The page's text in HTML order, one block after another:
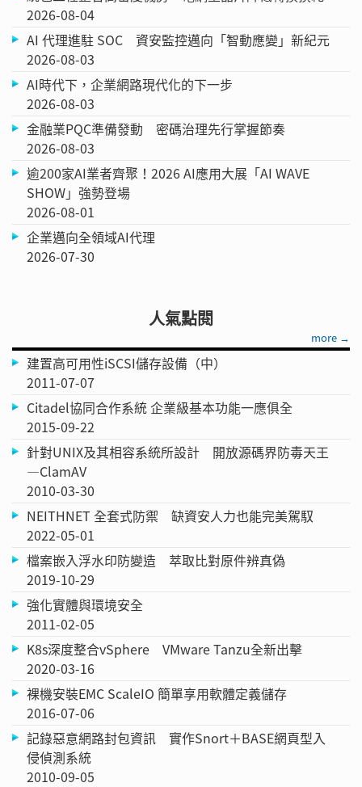
2026-08-04
AI 代理進駐 SOC 資安監控邁向「智動應變」新紀元
2026-08-03
AI時代下，企業網路現代化的下一步
2026-08-03
金融業PQC準備發動 密碼治理先行掌握節奏
2026-08-03
逾200家AI業者齊聚！2026 AI應用大展「AI WAVE
SHOW」強勢登場
2026-08-01
企業邁向全領域AI代理
2026-07-30
人氣點閱
more →
建置高可用性iSCSI儲存設備（中）
2011-07-07
Citadel協同合作系統 企業級基本功能一應俱全
2015-09-22
針對UNIX及其相容系統所設計 開放源碼界防毒天王
—ClamAV
2010-03-30
NEITHNET 全套式防禦 缺資安人力也能完美駕馭
2022-05-01
檔案嵌入浮水印防變造 萃取比對原件辨真偽
2019-10-29
強化實體與環境安全
2011-02-05
K8s深度整合vSphere VMware Tanzu全新出擊
2020-03-16
裸機安裝EMC ScaleIO 簡單享用軟體定義儲存
2016-07-06
記錄惡意網路封包資訊 實作Snort＋BASE網頁型入
侵偵測系統
2010-09-05